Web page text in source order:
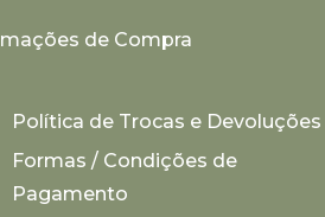
de Compra
Política de Trocas e Devoluções
Formas / Condições de
Pagamento